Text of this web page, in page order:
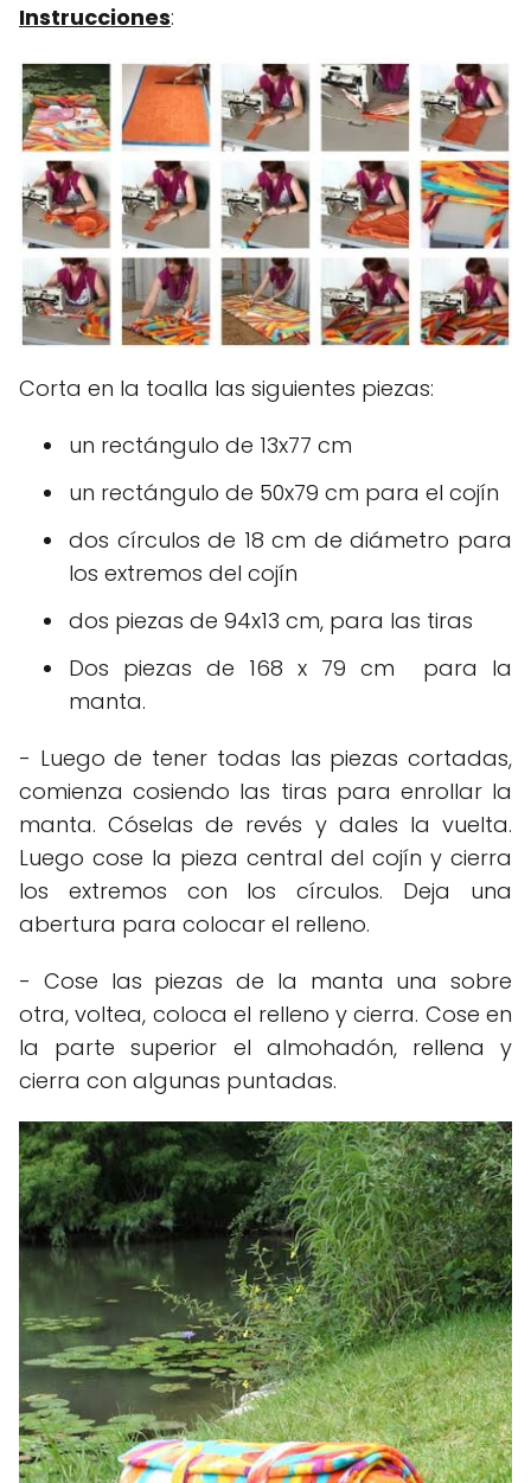
Instrucciones:
Corta en la toalla las siguientes piezas:
un rectángulo de 13x77 cm
un rectángulo de 50x79 cm para el cojín
dos círculos de 18 cm de diámetro para
los extremos del cojín
dos piezas de 94x13 cm, para las tiras
Dos piezas de 168 x 79 cm para la
manta.
- Luego de tener todas las piezas cortadas,
comienza cosiendo las tiras para enrollar la
manta. Cóselas de revés y dales la vuelta.
Luego cose la pieza central del cojín y cierra
los extremos con los círculos. Deja una
abertura para colocar el relleno.
- Cose las piezas de la manta una sobre
otra, voltea, coloca el relleno y cierra. Cose en
la parte superior el almohadón, rellena y
cierra con algunas puntadas.